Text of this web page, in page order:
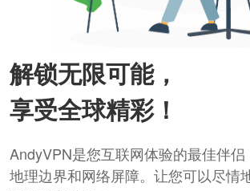
解锁无限可能，
享受全球精彩！
AndyVPN是您互联网体验的最佳伴
地理边界和网络屏障。让您可以尽情